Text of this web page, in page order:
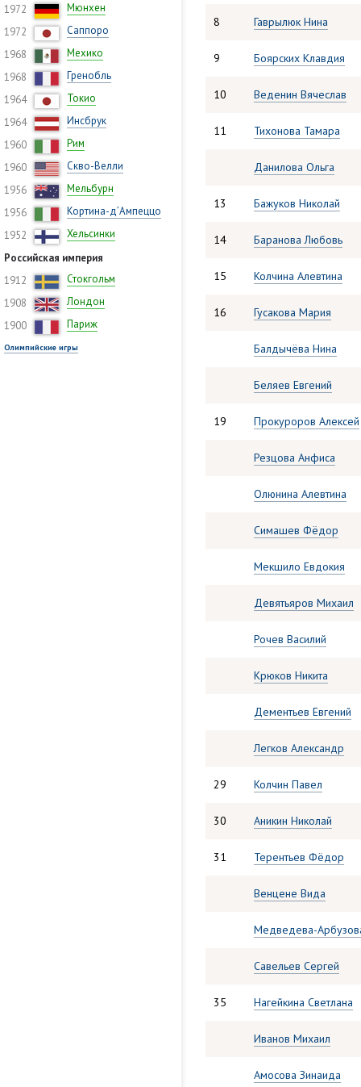
1972
Мюнхен
1972
Саппоро
1968
Мехико
1968
Гренобль
1964
Токио
1964
Инсбрук
1960
Рим
1960
Скво-Велли
1956
Мельбурн
1956
Кортина-д’Ампеццо
1952
Хельсинки
Российская империя
1912
Стокгольм
1908
Лондон
1900
Париж
Олимпийские игры
8 Гаврылюк Нина
9 Боярских Клавдия
10 Веденин Вячеслав
11 Тихонова Тамара
Данилова Ольга
13 Бажуков Николай
14 Баранова Любовь
15 Колчина Алевтина
16 Гусакова Мария
Балдычёва Нина
Беляев Евгений
19 Прокуроров Алексей
Резцова Анфиса
Олюнина Алевтина
Симашев Фёдор
Мекшило Евдокия
Девятьяров Михаил
Рочев Василий
Крюков Никита
Дементьев Евгений
Легков Александр
29 Колчин Павел
30 Аникин Николай
31 Терентьев Фёдор
Венцене Вида
Медведева-
Савельев Сергей
35 Нагейкина Светлана
Иванов Михаил
Амосова Зинаида